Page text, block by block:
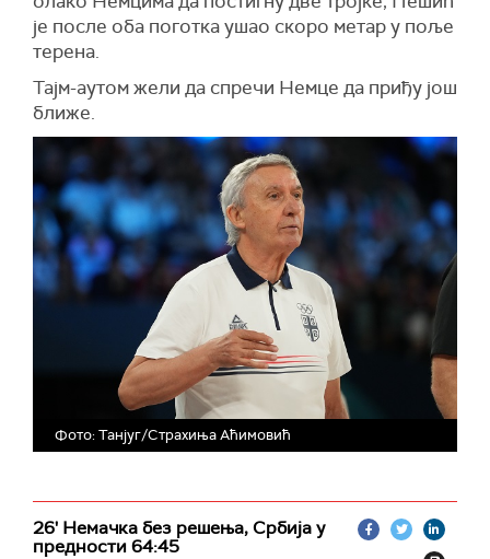
је после оба поготка ушао скоро метар у поље
терена.
Тајм-аутом жели да спречи Немце да приђу још
ближе.
Фото: Танјуг/Страхиња Аћимовић
26' Немачка без решења, Србија у
предности 64:45